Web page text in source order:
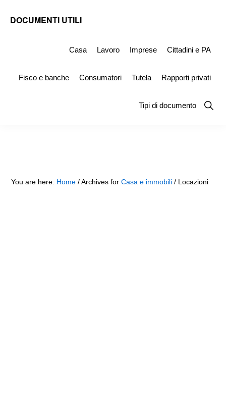
DOCUMENTI UTILI
Simile
Casa Lavoro Imprese Cittadini e PA
Fisco e banche Consumatori Tutela Rapporti privati
Tipi di documento
Show
You are here: Home /Archives forCasa e immobili / Locazioni